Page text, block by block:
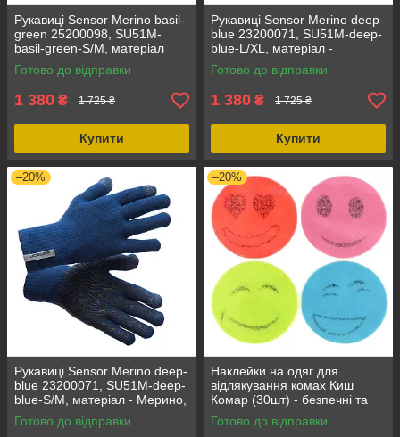
Рукавиці Sensor Merino basil-
green 25200098, SU51M-
basil-green-S/M, матеріал
Мерино, розмір S/M, для
зимових видів спорту
Готово до відправки
1 380 ₴ 1 725 ₴
Купити
Рукавиці Sensor Merino deep-
blue 23200071, SU51M-deep-
blue-L/XL, матеріал -
Мерино, розмір - L/XL, вид -
рукавички
Готово до відправки
1 380 ₴ 1 725 ₴
Купити
–20%
Рукавиці Sensor Merino deep-
blue 23200071, SU51M-deep-
blue-S/M, матеріал - Мерино,
розмір - S/M, колір - Синій
Готово до відправки
–20%
Наклейки на одяг для
відлякування комах Киш
Комар (30шт) - безпечні та
ефективні, яскраві кольори,
натуральний інгредієнт
Готово до відправки